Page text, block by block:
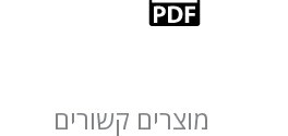
מוצרים קשורים